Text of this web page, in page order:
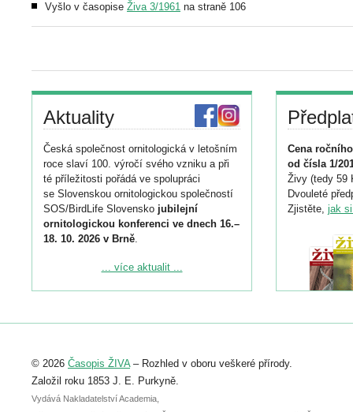
Vyšlo v časopise Živa 3/1961 na straně 106
Aktuality
Česká společnost ornitologická v letošním
roce slaví 100. výročí svého vzniku a při
té příležitosti pořádá ve spolupráci
se Slovenskou ornitologickou společností
SOS/BirdLife Slovensko jubilejní
ornitologickou konferenci ve dnech 16.–
18. 10. 2026 v Brně.
Podrobnější informace ke konferenci
Registrovat se můžete do 6. září.
abstraktu přihlášené přednášky nebo
posteru je už 30. června.
... více aktualit ...
Cena
od čísla 1/
Živy (tedy 59
Dvouleté
Zjistěte, jak
© 2026 Časopis ŽIVA– Rozhled v oboru veškeré přírody.
Založil roku 1853 J. E. Purkyně.
Vydává Nakladatelství Academia,